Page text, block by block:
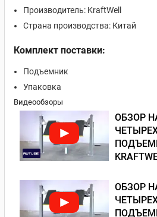
Производитель: KraftWell
Страна производства: Китай
Комплект поставки:
Подъемник
Упаковка
Видеообзоры
ОБЗОР
ОБЗОР